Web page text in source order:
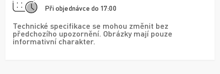
Při objednávce do 17:00
Technické specifikace se mohou změnit bez
předchozího upozornění. Obrázky mají pouze
informativní charakter.